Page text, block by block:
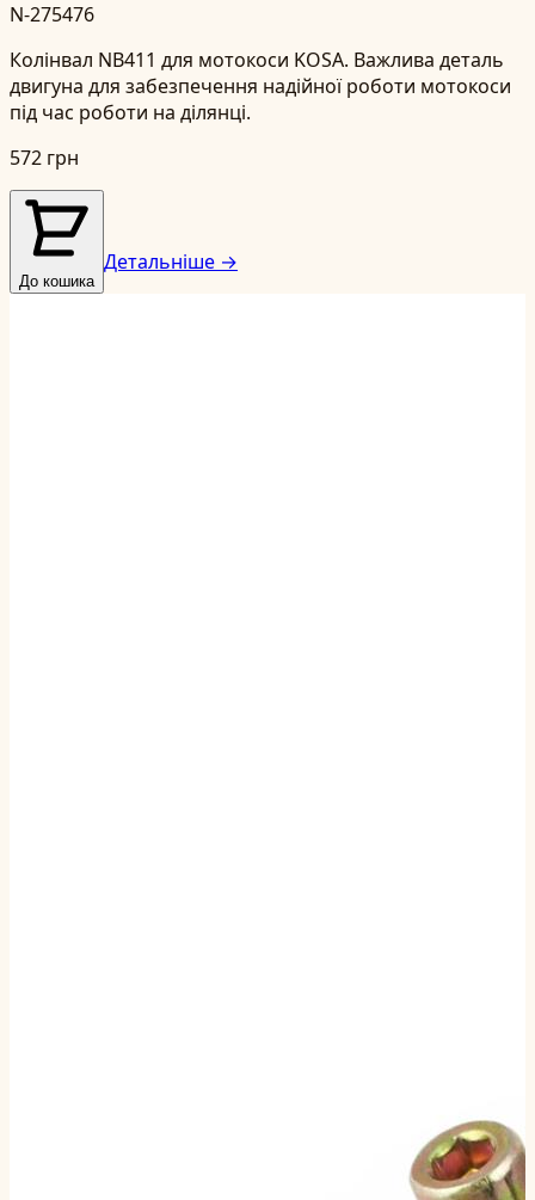
N-275476
Колінвал NB411 для мотокоси KOSA. Важлива деталь
двигуна для забезпечення надійної роботи мотокоси
під час роботи на ділянці.
572 грн
До кошика
Детальніше →